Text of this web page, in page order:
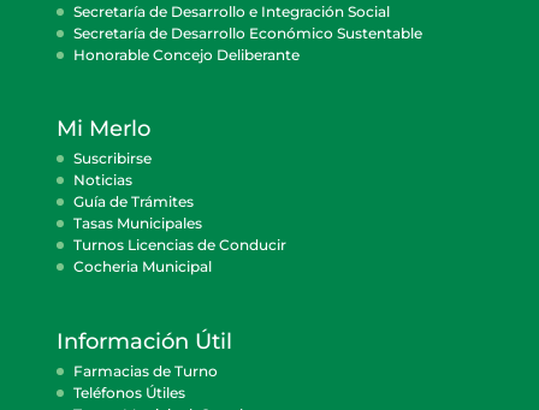
Secretaría de Desarrollo e Integración Social
Secretaría de Desarrollo Económico Sustentable
Honorable Concejo Deliberante
Mi Merlo
Suscribirse
Noticias
Guía de Trámites
Tasas Municipales
Turnos Licencias de Conducir
Cocheria Municipal
Información Útil
Farmacias de Turno
Teléfonos Útiles